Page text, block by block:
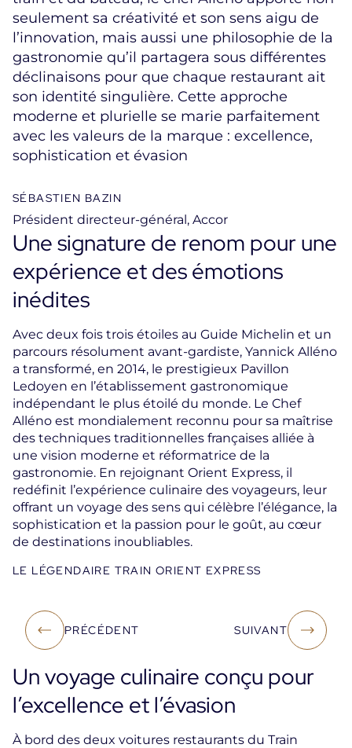
seulement sa créativité et son sens aigu de
l’innovation, mais aussi une philosophie de la
gastronomie qu’il partagera sous différentes
déclinaisons pour que chaque restaurant ait
son identité singulière. Cette approche
moderne et plurielle se marie parfaitement
avec les valeurs de la marque : excellence,
sophistication et évasion
SÉBASTIEN BAZIN
Président directeur-général, Accor
Une signature de renom pour une
expérience et des émotions
inédites
Avec deux fois trois étoiles au Guide Michelin et un
parcours résolument avant-gardiste, Yannick Alléno
a transformé, en 2014, le prestigieux Pavillon
Ledoyen en l’établissement gastronomique
indépendant le plus étoilé du monde. Le Chef
Alléno est mondialement reconnu pour sa maîtrise
des techniques traditionnelles françaises alliée à
une vision moderne et réformatrice de la
gastronomie. En rejoignant Orient Express, il
redéfinit l’expérience culinaire des voyageurs, leur
offrant un voyage des sens qui célèbre l’élégance, la
sophistication et la passion pour le goût, au cœur
de destinations inoubliables.
LE LÉGENDAIRE TRAIN ORIENT EXPRESS
PRÉCÉDENT SUIVANT
Un voyage culinaire conçu pour
l’excellence et l’évasion
À bord des deux voitures restaurants du Train